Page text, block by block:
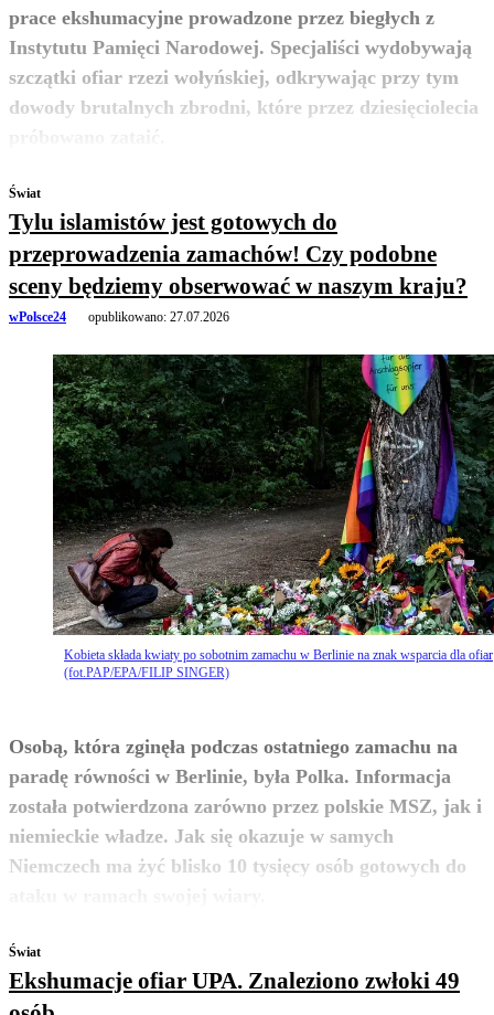
prace ekshumacyjne prowadzone przez biegłych z
Instytutu Pamięci Narodowej. Specjaliści wydobywają
szczątki ofiar rzezi wołyńskiej, odkrywając przy tym
dowody brutalnych zbrodni, które przez dziesięciolecia
zobacz więcej
Świat
Tylu islamistów jest gotowych do
przeprowadzenia zamachów! Czy podobne
sceny będziemy obserwować w naszym kraju?
wPolsce24 opublikowano: 27.07.2026
Kobieta składa kwiaty po sobotnim zamachu w Berlinie na znak wsparcia dla ofiar
(fot.PAP/EPA/FILIP SINGER)
Osobą, która zginęła podczas ostatniego zamachu na
paradę równości w Berlinie, była Polka. Informacja
została potwierdzona zarówno przez polskie MSZ, jak i
niemieckie władze. Jak się okazuje w samych
Niemczech ma żyć blisko 10 tysięcy osób gotowych do
zobacz więcej
Świat
Ekshumacje ofiar UPA. Znaleziono zwłoki 49